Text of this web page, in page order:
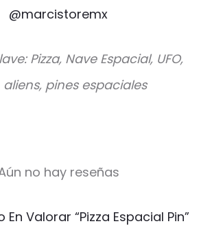
@marcistoremx
Pizza, Nave Espacial, UFO,
aliens, pines espaciales
no hay reseñas
En Valorar “Pizza Espacial Pin”